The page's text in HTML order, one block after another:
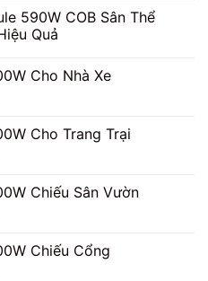
Pha
590W COB Sân Thể
Quả
Cho Nhà Xe
Cho Trang Trại
Chiếu Sân Vườn
Chiếu Cổng